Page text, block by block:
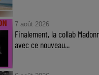
7 août 2026
Finalement, la collab
avec ce nouveau...